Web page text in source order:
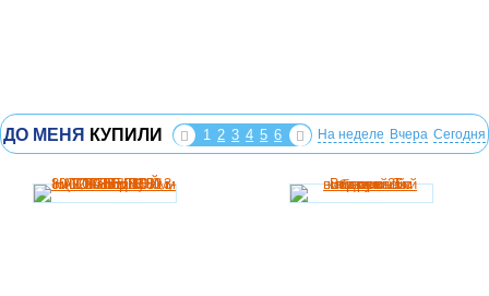
ДО МЕНЯ КУПИЛИ 1 2 3 4 5 6 На неделе Вчера Сегодня